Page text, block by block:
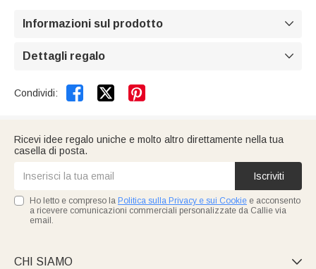
Informazioni sul prodotto 
Dettagli regalo 
Condividi:  
Ricevi idee regalo uniche e molto altro direttamente nella tua
casella di posta.
Iscriviti
Ho letto e compreso la Politica sulla Privacy e sui Cookie e acconsento
a ricevere comunicazioni commerciali personalizzate da Callie via
email.
CHI SIAMO 